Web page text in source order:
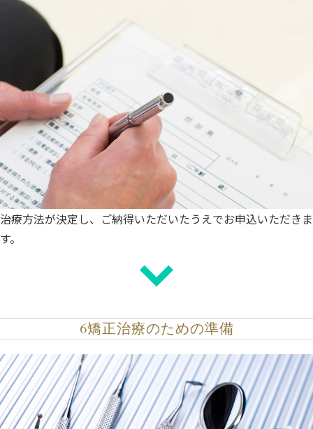
治療方法が決定し、ご納得いただいたうえでお申込いただきま
す。
6矯正治療のための準備